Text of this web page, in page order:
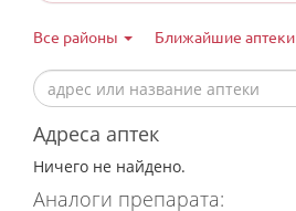
Все районы Ближайшие аптеки
Адреса аптек
Ничего не найдено.
Аналоги препарата: